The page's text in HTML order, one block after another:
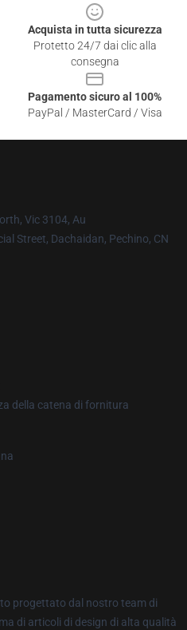
Acquista in tutta sicurezza
Protetto 24/7 dai clic alla
consegna
Pagamento sicuro al 100%
PayPal / MasterCard / Visa
Vic 3104, Au
Street, Dachaidan, Pechino, CN
della catena di fornitura
progettato dal nostro team di
di articoli di design di alta qualità